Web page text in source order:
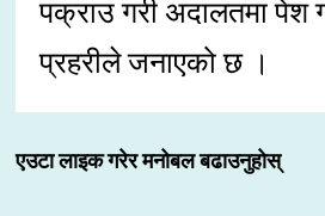
पक्राउ गरी अदालतमा पेश
प्रहरीले जनाएको छ ।
एउटा लाइक गरेर मनोबल बढाउनुहोस्